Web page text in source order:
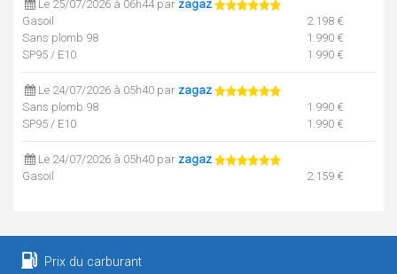
Le 25/07/2026 à 06h44 par zagaz
Gasoil
2.198 €
Sans plomb 98
1.990 €
SP95 / E10
1.990 €
Le 24/07/2026 à 05h40 par zagaz
Sans plomb 98
1.990 €
SP95 / E10
1.990 €
Le 24/07/2026 à 05h40 par zagaz
Gasoil
2.159 €
SP95 / E10
Prix du carburant